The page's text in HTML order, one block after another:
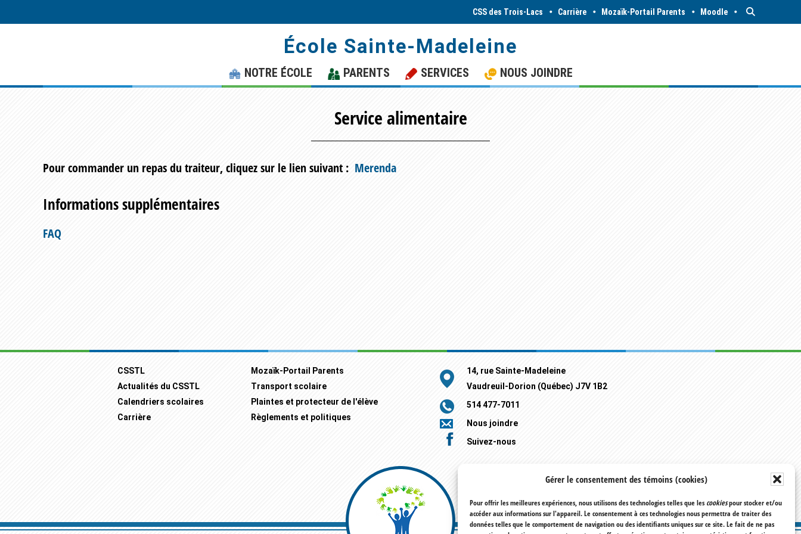
Gérer le consentement des témoins (cookies)
Pour offrir les meilleures expériences, nous utilisons des technologies telles que les cookiespour stocker et/ou
accéder aux informations sur l'appareil. Le consentement à ces technologies nous permettra de traiter des
données telles que le comportement de navigation ou des identifiants uniques sur ce site. Le fait de ne pas
to
to
CSS des Trois-Lacs Carrière Mozaïk-Portail Parents Moodle
École Sainte-Madeleine
NOTRE ÉCOLE PARENTS SERVICES NOUS JOINDRE
Service alimentaire
Pour commander un repas du traiteur, cliquez sur le lien suivant : Merenda
Informations supplémentaires
FAQ
Footer
CSSTL
Actualités du CSSTL
Calendriers scolaires
Carrière
Mozaïk-Portail Parents
Transport scolaire
Plaintes et protecteur de l'élève
Règlements et politiques
14, rue Sainte-Madeleine
Vaudreuil-Dorion (Québec) J7V 1B2
514 477-7011
Nous joindre
Suivez-nous